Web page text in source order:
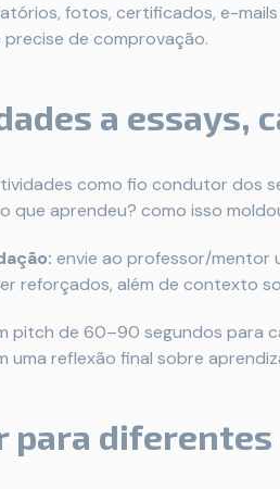
fotos, certificados, e-
de comprovação.
a essays,
como fio condutor dos
que aprendeu? como isso
envie ao professor/mentor
reforçados, além de contexto
pitch de 60–90 segundos para
reflexão final sobre
para diferentes